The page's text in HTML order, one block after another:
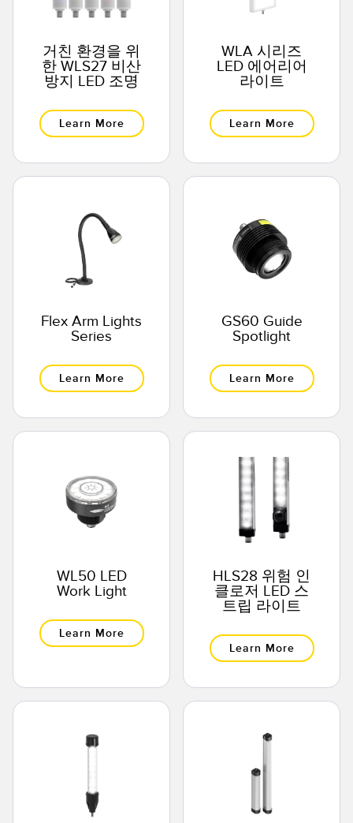
거친 환경을 위
한 WLS27 비산
방지 LED 조명
Learn More
WLA 시리즈
LED 에어리어
라이트
Learn More
Flex Arm Lights
Series
Learn More
GS60 Guide
Spotlight
Learn More
WL50 LED
Work Light
Learn More
HLS28 위험 인
클로저 LED 스
트립 라이트
Learn More